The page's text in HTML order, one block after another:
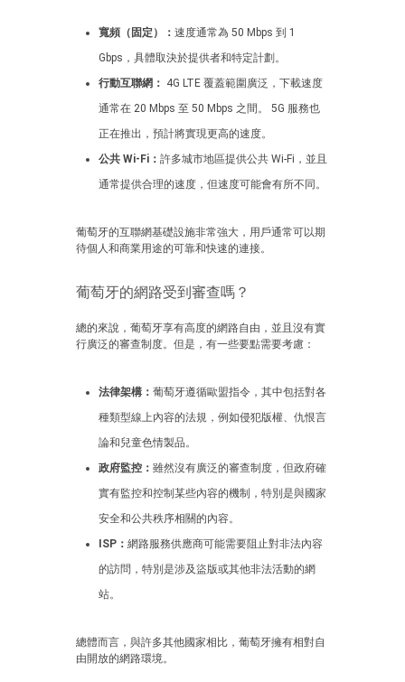
寬頻（固定）： 速度通常為 50 Mbps 到 1
Gbps，具體取決於提供者和特定計劃。
行動互聯網： 4G LTE 覆蓋範圍廣泛，下載速度
通常在 20 Mbps 至 50 Mbps 之間。 5G 服務也
正在推出，預計將實現更高的速度。
公共 Wi-Fi： 許多城市地區提供公共 Wi-Fi，並且
通常提供合理的速度，但速度可能會有所不同。
葡萄牙的互聯網基礎設施非常強大，用戶通常可以期
待個人和商業用途的可靠和快速的連接。
葡萄牙的網路受到審查嗎？
總的來說，葡萄牙享有高度的網路自由，並且沒有實
行廣泛的審查制度。但是，有一些要點需要考慮：
法律架構： 葡萄牙遵循歐盟指令，其中包括對各
種類型線上內容的法規，例如侵犯版權、仇恨言
論和兒童色情製品。
政府監控： 雖然沒有廣泛的審查制度，但政府確
實有監控和控制某些內容的機制，特別是與國家
安全和公共秩序相關的內容。
ISP： 網路服務供應商可能需要阻止對非法內容
的訪問，特別是涉及盜版或其他非法活動的網
站。
總體而言，與許多其他國家相比，葡萄牙擁有相對自
由開放的網路環境。